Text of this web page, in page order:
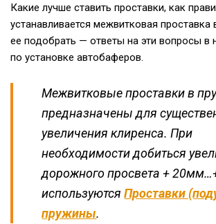
Какие лучше ставить проставки, как
устанавливается межвитковая
ее подобрать — ответы на эти вопросы в
по установке автобаферов.
Межвитковые проставки в
предназначены для
увеличения клиренса. При
необходимости добиться
дорожного просвета +
используютсяПроставки
пружины.